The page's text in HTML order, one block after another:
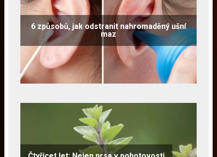
6 způsobů, jak odstranit nahromaděný ušní
maz